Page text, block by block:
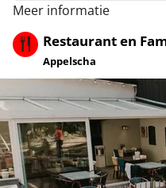
Meer informatie
Restaurant en
Appelscha